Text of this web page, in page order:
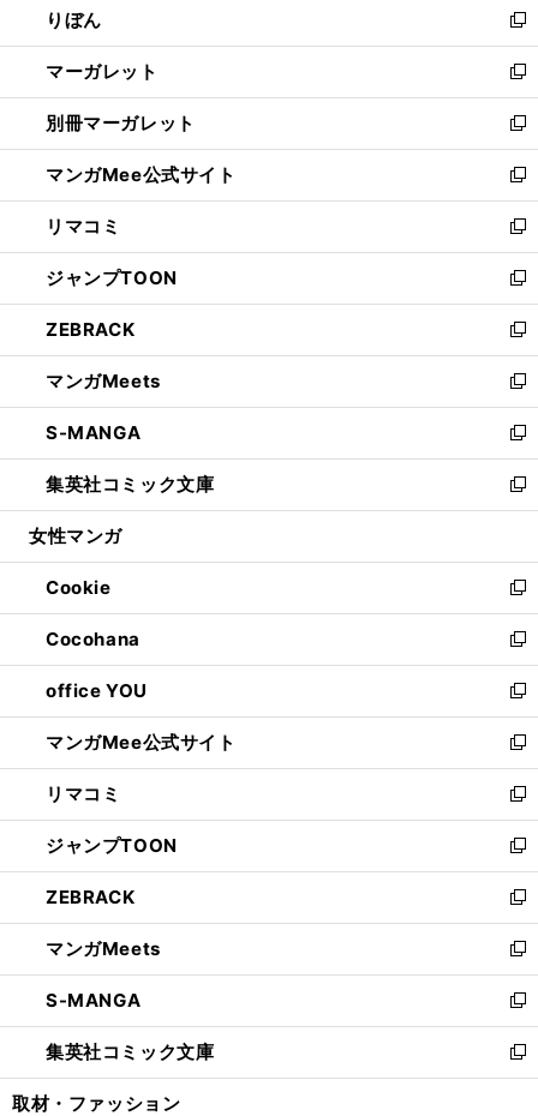
く
で
開
く
ド
ウ
で
開
く
ィ
ン
ド
ウ
で
開
く
りぼん
新
し
い
ウ
ィ
ン
ド
ウ
で
開
く
マーガレット
新
し
い
ウ
ィ
ン
ド
ウ
で
開
く
別冊マーガレット
新
し
い
ウ
ィ
ン
ド
ウ
で
開
く
マンガMee公式サイト
新
し
い
ウ
ィ
ン
ド
ウ
で
開
く
リマコミ
新
し
い
ウ
ィ
ン
ド
ウ
で
開
く
ジャンプTOON
新
し
い
ウ
ィ
ン
ド
ウ
で
開
ZEBRACK
新
し
い
ウ
ィ
ン
ド
ウ
開
く
マンガMeets
新
し
い
ウ
ィ
ン
ウ
で
開
く
S-MANGA
新
し
い
ウ
ン
ド
ウ
で
開
く
集英社コミック文庫
新
し
ウ
ィ
ン
ド
ウ
で
開
く
女性マンガ
Cookie
新
し
い
ウ
ィ
ン
ド
ウ
で
開
く
Cocohana
新
し
い
ウ
ィ
ン
ド
ウ
で
開
く
office YOU
新
し
い
ウ
ィ
ン
ド
ウ
で
開
く
マンガMee公式サイト
新
し
い
ウ
ィ
ン
ド
ウ
で
開
く
リマコミ
新
し
い
ウ
ィ
ン
ド
ウ
で
開
く
ジャンプTOON
新
し
い
ウ
ィ
ン
ド
ウ
で
開
ZEBRACK
新
し
い
ウ
ィ
ン
ド
ウ
マンガMeets
新
し
い
ウ
ィ
ン
S-MANGA
新
し
い
ウ
集英社コミック文庫
新
し
取材・ファッション